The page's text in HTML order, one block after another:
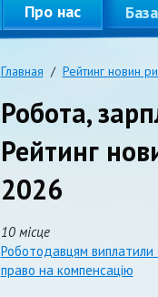
Про нас
Главная / Рейтинг новин
Робота,
Рейтинг
2026
10 місце
Роботодавцям виплатили
право на компенсацію